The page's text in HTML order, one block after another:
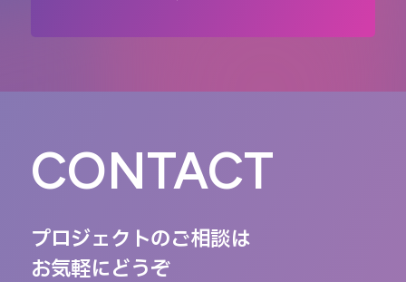
CONTACT
プロジェクトのご相談は
お気軽にどうぞ